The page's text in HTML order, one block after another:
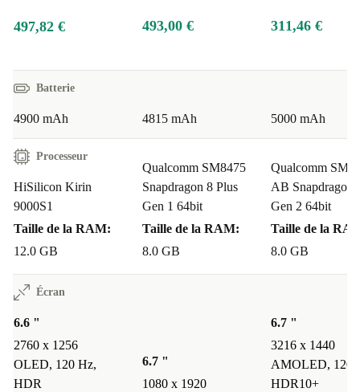
497,82 € 493,00 € 311,46 €
Batterie
4900 mAh 4815 mAh 5000 mAh
Processeur
HiSilicon Kirin
9000S1
Taille de la RAM:
12.0 GB
Qualcomm SM8475
Snapdragon 8 Plus
Gen 1 64bit
Taille de la RAM:
8.0 GB
Qualcomm
AB Snapdragon
Gen 2 64bit
Taille de la
8.0 GB
Écran
6.6 "
2760 x 1256
OLED, 120 Hz,
HDR
6.7 "
1080 x 1920
6.7 "
3216 x 1440
AMOLED, 120
HDR10+